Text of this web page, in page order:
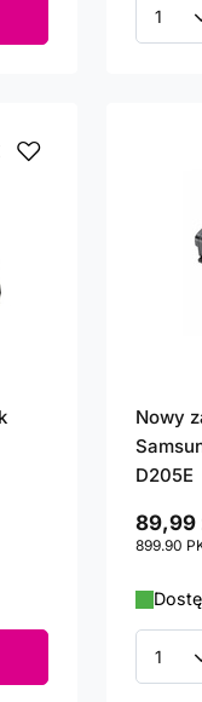
Ilość
Nowy
D205E
89,99
899.90
Ilość